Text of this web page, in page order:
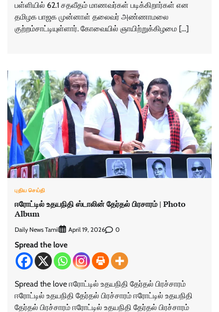
பள்ளியில் 62.1 சதவீதம் மாணவர்கள் படிக்கிறார்கள் என
தமிழக பாஜக முன்னாள் தலைவர் அண்ணாமலை
குற்றம்சாட்டியுள்ளார். கோவையில் ஞாயிற்றுக்கிழமை […]
புதிய செய்தி
ஈரோட்டில் உதயநிதி ஸ்டாலின் தேர்தல் பிரசாரம் | Photo
Album
Daily News Tamil April 19, 2026 0
Spread the love
Spread the love ஈரோட்டில் உதயநிதி தேர்தல் பிரச்சாரம்
ஈரோட்டில் உதயநிதி தேர்தல் பிரச்சாரம் ஈரோட்டில் உதயநிதி
தேர்தல் பிரச்சாரம் ஈரோட்டில் உதயநிதி தேர்தல் பிரச்சாரம்